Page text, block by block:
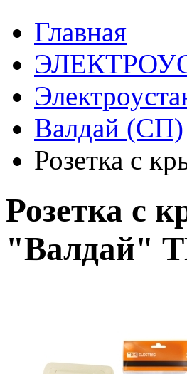
Главная
Валдай (СП)
Розетка с
Розетка с
"Валдай"